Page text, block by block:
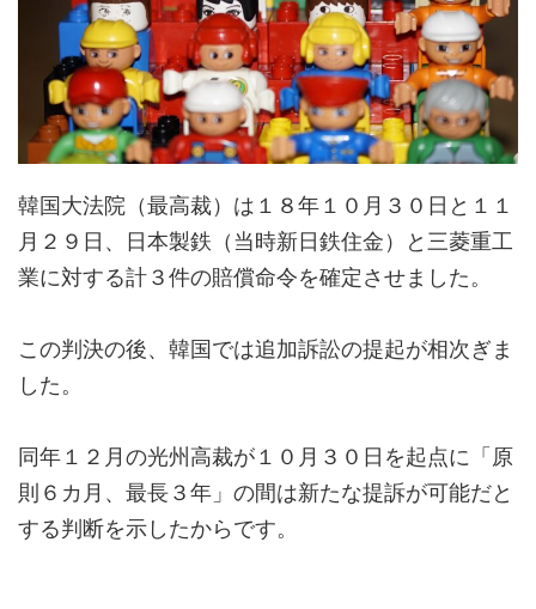
韓国大法院（最高裁）は１８年１０月３０日と１１
月２９日、日本製鉄（当時新日鉄住金）と三菱重工
業に対する計３件の賠償命令を確定させました。
この判決の後、韓国では追加訴訟の提起が相次ぎま
した。
同年１２月の光州高裁が１０月３０日を起点に「原
則６カ月、最長３年」の間は新たな提訴が可能だと
する判断を示したからです。